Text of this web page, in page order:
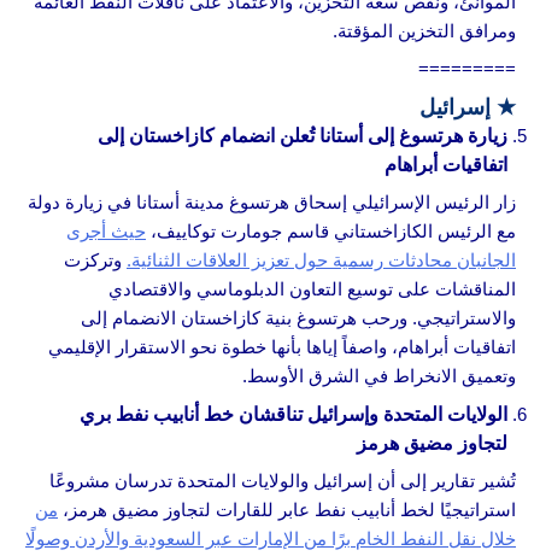
ومرافق التخزين المؤقتة.
=========
★ إسرائيل
زيارة هرتسوغ إلى أستانا تُعلن انضمام كازاخستان إلى
اتفاقيات أبراهام
زار الرئيس الإسرائيلي إسحاق هرتسوغ مدينة أستانا في زيارة دولة
مع الرئيس الكازاخستاني قاسم جومارت توكاييف، حيث أجرى
الجانبان محادثات رسمية حول تعزيز العلاقات الثنائية. وتركزت
المناقشات على توسيع التعاون الدبلوماسي والاقتصادي
والاستراتيجي. ورحب هرتسوغ بنية كازاخستان الانضمام إلى
اتفاقيات أبراهام، واصفاً إياها بأنها خطوة نحو الاستقرار الإقليمي
وتعميق الانخراط في الشرق الأوسط.
الولايات المتحدة وإسرائيل تناقشان خط أنابيب نفط بري
لتجاوز مضيق هرمز
تُشير تقارير إلى أن إسرائيل والولايات المتحدة تدرسان مشروعًا
استراتيجيًا لخط أنابيب نفط عابر للقارات لتجاوز مضيق هرمز، من
خلال نقل النفط الخام برًا من الإمارات عبر السعودية والأردن وصولًا